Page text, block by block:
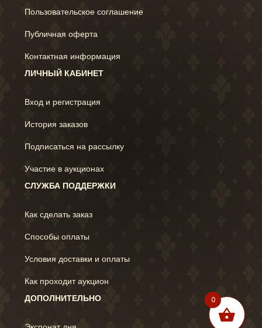
Пользовательское соглашение
Публичная оферта
Контактная информация
ЛИЧНЫЙ КАБИНЕТ
Вход и регистрация
История заказов
Подписаться на рассылку
Участие в аукционах
СЛУЖБА ПОДДЕРЖКИ
Как сделать заказ
Способы оплаты
Условия доставки и оплаты
Как проходит аукцион
ДОПОЛНИТЕЛЬНО
0